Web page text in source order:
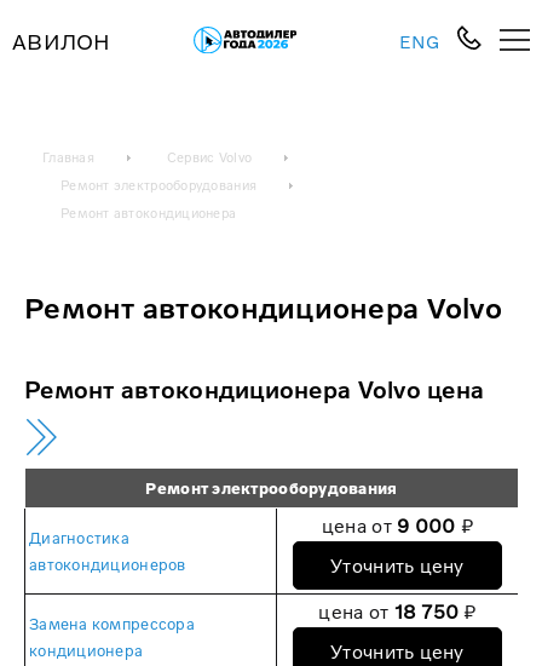
АВИЛОН ENG
Главная
Сервис Volvo
Ремонт электрооборудования
Ремонт автокондиционера
Ремонт автокондиционера Volvo
Ремонт автокондиционера Volvo цена
Ремонт электрооборудования
Диагностика
автокондиционеров
цена от 9 000 ₽
Уточнить цену
Замена компрессора
кондиционера
цена от 18 750 ₽
Уточнить цену